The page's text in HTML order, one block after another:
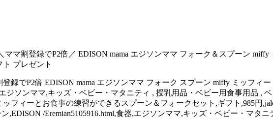
マ割登録でP2倍／ EDISON mama エジソンママ フォーク＆スプーン miffy
プレゼント
録でP2倍 EDISON mama エジソンママ フォーク スプーン miffy ミッフィ
ジソンママ,キッズ・ベビー・マタニティ , 授乳用品・ベビー用食事用品 ,
ィーとお食事の練習ができるスプーン＆フォークセット,ギフト,985円
,EDISON /Eremian5105916.html,食器,エジソンママ,キッズ・ベビー・マタ